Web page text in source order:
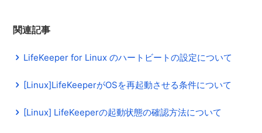
関連記事
LifeKeeper for Linux のハートビートの設定について
[Linux]LifeKeeperがOSを再起動させる条件について
[Linux] LifeKeeperの起動状態の確認方法について